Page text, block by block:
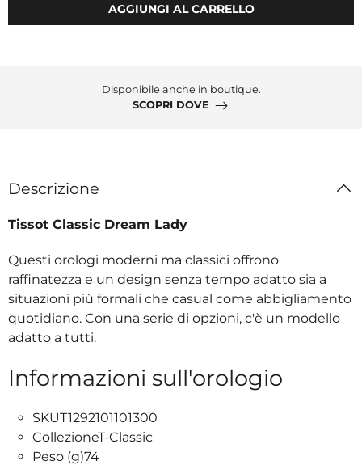
AGGIUNGI AL CARRELLO
Disponibile anche in boutique.
SCOPRI DOVE
Descrizione
Tissot Classic Dream Lady
Questi orologi moderni ma classici offrono
raffinatezza e un design senza tempo adatto sia a
situazioni più formali che casual come abbigliamento
quotidiano. Con una serie di opzioni, c'è un modello
adatto a tutti.
Informazioni sull'orologio
SKUT1292101101300
CollezioneT-Classic
Peso (g)74